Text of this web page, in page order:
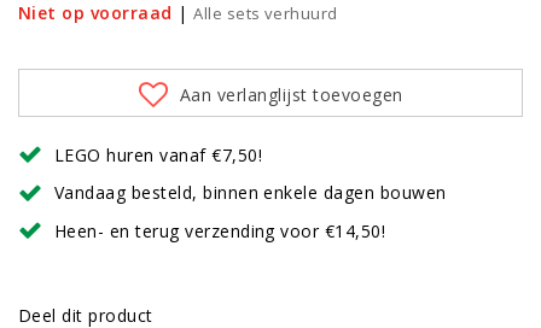
Niet op voorraad |Alle sets verhuurd
Aan verlanglijst toevoegen
LEGO huren vanaf €7,50!
Vandaag besteld, binnen enkele dagen bouwen
Heen- en terug verzending voor €14,50!
Deel dit product